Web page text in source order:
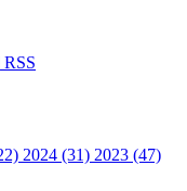
RSS
2024 (31) 2023 (47)